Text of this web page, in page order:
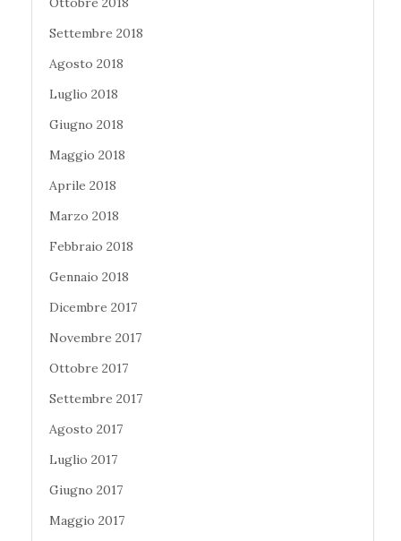
Settembre 2018
Agosto 2018
Luglio 2018
Giugno 2018
Maggio 2018
Aprile 2018
Marzo 2018
Febbraio 2018
Gennaio 2018
Dicembre 2017
Novembre 2017
Ottobre 2017
Settembre 2017
Agosto 2017
Luglio 2017
Giugno 2017
Maggio 2017